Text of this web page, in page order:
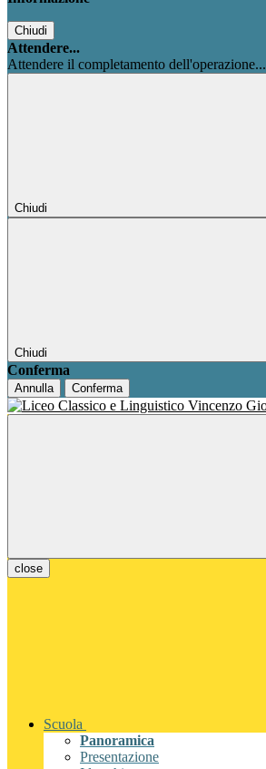
Chiudi
Attendere...
Attendere il completamento dell'operazione...
Chiudi
Chiudi
Conferma
Annulla Conferma
close
Scuola
Panoramica
Presentazione